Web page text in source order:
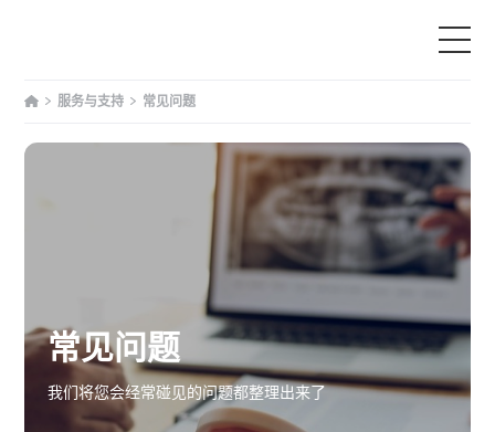
首页
服务与支持 常见问题
常见问题
我们将您会经常碰见的问题都整理出来了